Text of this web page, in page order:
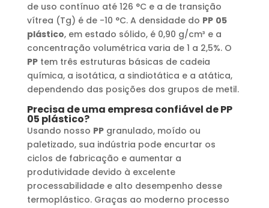
de uso contínuo até 126 °C e a de transição
vítrea (Tg) é de -10 °C. A densidade do PP 05
plástico, em estado sólido, é 0,90 g/cm³ e a
concentração volumétrica varia de 1 a 2,5%. O
PPtem três estruturas básicas de cadeia
química, a isotática, a sindiotática e a atática,
dependendo das posições dos grupos de metil.
Precisa de uma empresa confiável dePP
05 plástico?
Usando nosso PPgranulado, moído ou
paletizado, sua indústria pode encurtar os
ciclos de fabricação e aumentar a
produtividade devido à excelente
processabilidade e alto desempenho desse
termoplástico. Graças ao moderno processo